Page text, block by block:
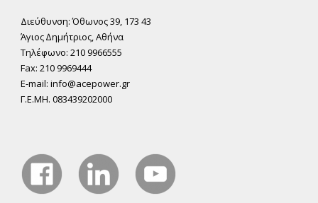
Διεύθυνση: Όθωνος 39, 173 43
Άγιος ∆ηµήτριος, Αθήνα
Τηλέφωνο: 210 9966555
Fax: 210 9969444
E-mail: info@acepower.gr
Γ.Ε.ΜΗ. 083439202000